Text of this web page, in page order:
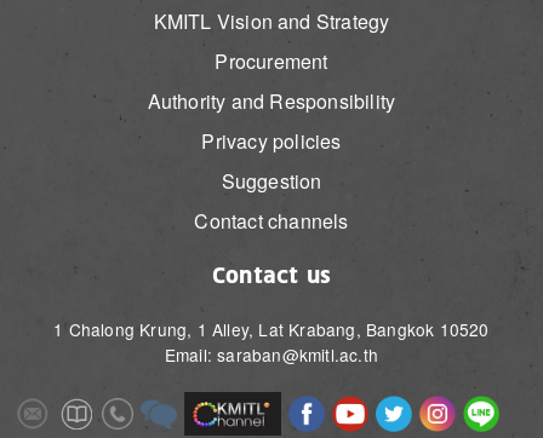
KMITL Vision and Strategy
Procurement
Authority and Responsibility
Privacy policies
Suggestion
Contact channels
Contact us
1 Chalong Krung, 1 Alley, Lat Krabang, Bangkok 10520
Email: saraban@kmitl.ac.th
ImageImageImageImage Image ImageImageImageImageImage